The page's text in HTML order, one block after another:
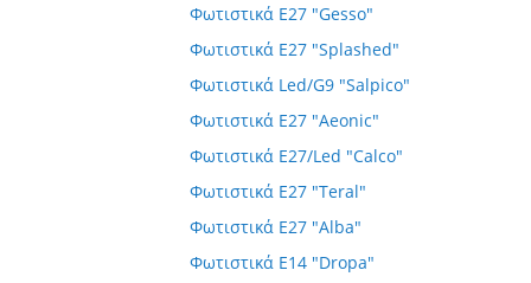
Φωτιστικά E27 "Gesso"
Φωτιστικά E27 "Splashed"
Φωτιστικά Led/G9 "Salpico"
Φωτιστικά E27 "Aeonic"
Φωτιστικά E27/Led "Calco"
Φωτιστικά E27 "Teral"
Φωτιστικά E27 "Alba"
Φωτιστικά E14 "Dropa"